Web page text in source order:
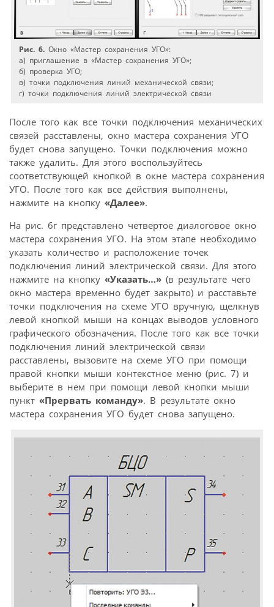
Рис. 6. Окно «Мастер сохранения УГО»:
а) приглашение в «Мастер сохранения УГО»;
б) проверка УГО;
в) точки подключения линий механической связи;
г) точки подключения линий электрической связи
После того как все точки подключения механических
связей расставлены, окно мастера сохранения УГО
будет снова запущено. Точки подключения можно
также удалить. Для этого воспользуйтесь
соответствующей кнопкой в окне мастера сохранения
УГО. После того как все действия выполнены,
нажмите на кнопку «Далее».
На рис. 6г представлено четвертое диалоговое окно
мастера сохранения УГО. На этом этапе необходимо
указать количество и расположение точек
подключения линий электрической связи. Для этого
нажмите на кнопку «Указать…» (в результате чего
окно мастера временно будет закрыто) и расставьте
точки подключения на схеме УГО вручную, щелкнув
левой кнопкой мыши на концах выводов условного
графического обозначения. После того как все точки
подключения линий электрической связи
расставлены, вызовите на схеме УГО при помощи
правой кнопки мыши контекстное меню (рис. 7) и
выберите в нем при помощи левой кнопки мыши
пункт «Прервать команду». В результате окно
мастера сохранения УГО будет снова запущено.